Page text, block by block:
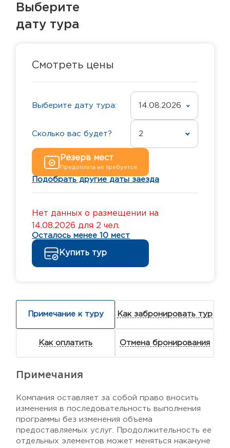
Выберите
дату тура
Смотреть цены
Выберите дату тура: 14.08.2026
Сколько вас будет? 2
Резерв мест
Предоплата не требуется
Подобрать другие даты заезда
Нет данных о размещении на
14.08.2026 для 2 чел.
Осталось менее 10 мест
Купить тур
Примечание к туру Как забронировать тур
Как оплатить Отмена бронирования
Примечания
Компания оставляет за собой право вносить
изменения в последовательность выполнения
программы без изменения объема
предоставляемых услуг. Продолжительность ее
отдельных элементов может меняться накануне